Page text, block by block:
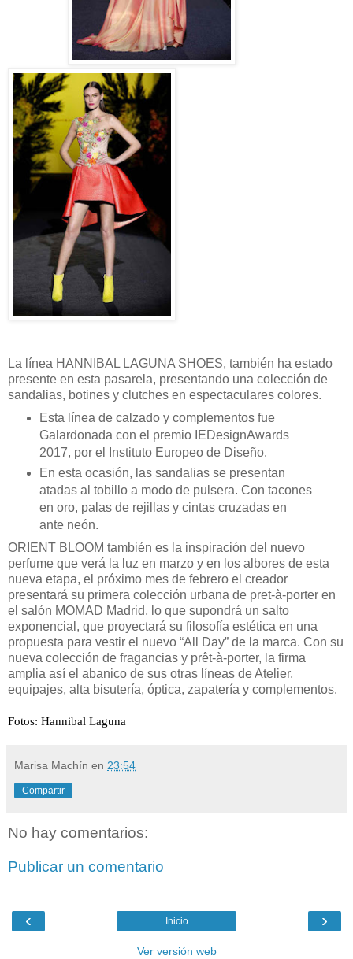
La línea HANNIBAL LAGUNA SHOES, también ha estado
presente en esta pasarela, presentando una colección de
sandalias, botines y clutches en espectaculares colores.
Esta línea de calzado y complementos fue
Galardonada con el premio IEDesignAwards
2017, por el Instituto Europeo de Diseño.
En esta ocasión, las sandalias se presentan
atadas al tobillo a modo de pulsera. Con tacones
en oro, palas de rejillas y cintas cruzadas en
ante neón.
ORIENT BLOOM también es la inspiración del nuevo
perfume que verá la luz en marzo y en los albores de esta
nueva etapa, el próximo mes de febrero el creador
presentará su primera colección urbana de pret-à-porter en
el salón MOMAD Madrid, lo que supondrá un salto
exponencial, que proyectará su filosofía estética en una
propuesta para vestir el nuevo “All Day” de la marca. Con su
nueva colección de fragancias y prêt-à-porter, la firma
amplia así el abanico de sus otras líneas de Atelier,
equipajes, alta bisutería, óptica, zapatería y complementos.
Fotos: Hannibal Laguna
Marisa Machín en 23:54
Compartir
No hay comentarios:
Publicar un comentario
‹ ›
Inicio
Ver versión web